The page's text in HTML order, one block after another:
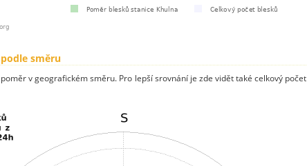
směru
v geografickém směru. Pro lepší srovnání je zde vidět také celkový počet